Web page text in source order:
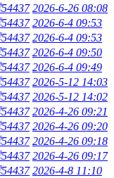
2026-6-26 08:08
2026-6-4 09:53
2026-6-4 09:53
2026-6-4 09:50
2026-6-4 09:49
2026-5-12 14:03
2026-5-12 14:02
2026-4-26 09:21
2026-4-26 09:20
2026-4-26 09:18
2026-4-26 09:17
2026-4-8 11:10